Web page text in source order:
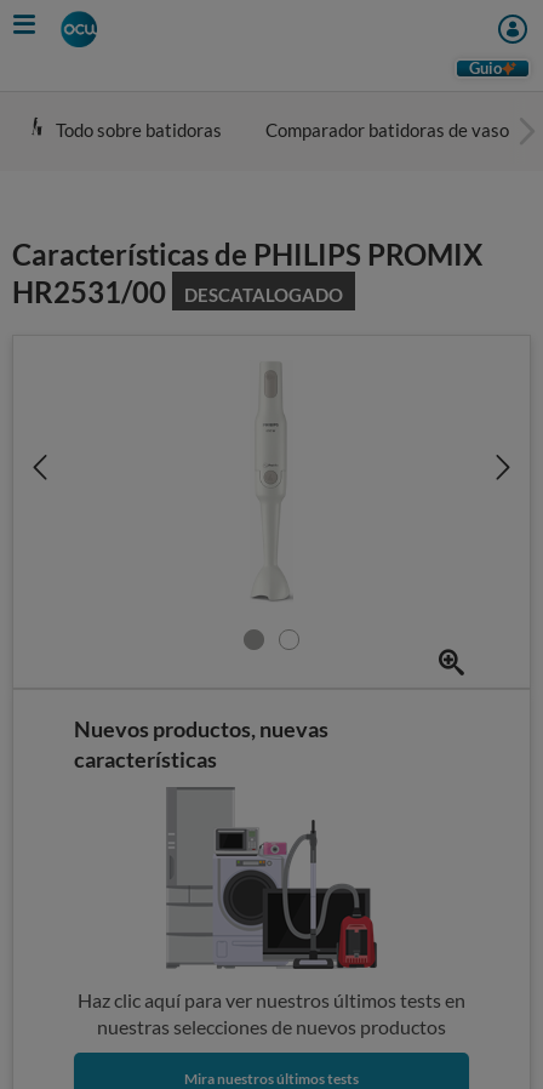
Skip
to
Guio
Todo sobre batidoras Comparador batidoras de vaso
Características de PHILIPS PROMIX
HR2531/00
DESCATALOGADO
Nuevos productos, nuevas
características
Haz clic aquí para ver nuestros últimos tests en
nuestras selecciones de nuevos productos
Mira nuestros últimos tests